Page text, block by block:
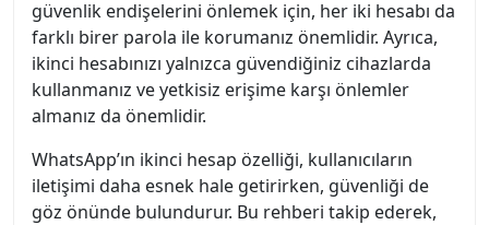
güvenlik endişelerini önlemek için, her iki hesabı da
farklı birer parola ile korumanız önemlidir. Ayrıca,
ikinci hesabınızı yalnızca güvendiğiniz cihazlarda
kullanmanız ve yetkisiz erişime karşı önlemler
almanız da önemlidir.
WhatsApp’ın ikinci hesap özelliği, kullanıcıların
iletişimi daha esnek hale getirirken, güvenliği de
göz önünde bulundurur. Bu rehberi takip ederek,